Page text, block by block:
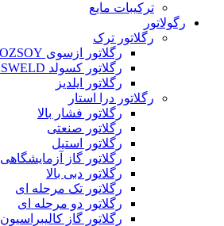
ترکیبات مایع
رگولاتور
رگلاتور ترک
رگلاتور ازسوی OZSOY
رگلاتور کسولد KASWELD
رگلاتور ایلدیز
رگلاتور درا استار
رگلاتور فشار بالا
رگلاتور صنعتی
رگلاتور استیل
رگلاتور گاز آزمایشگاهی
رگلاتور دبی بالا
رگلاتور تک مرحله ای
رگلاتور دو مرحله ای
رگلاتور گاز کالیبراسیون